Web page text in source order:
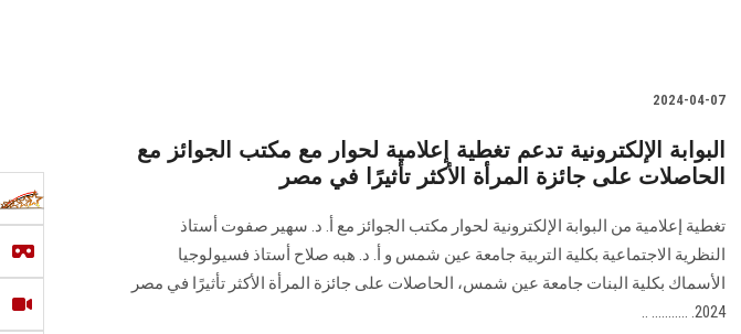
2024-04-07
البوابة الإلكترونية تدعم تغطية إعلامية لحوار مع مكتب الجوائز مع
الحاصلات على جائزة المرأة الأكثر تأثيرًا في مصر
تغطية إعلامية من البوابة الإلكترونية لحوار مكتب الجوائز مع أ. د. سهير صفوت أستاذ
النظرية ‏الاجتماعية بكلية التربية جامعة عين شمس و أ. د. هبه صلاح أستاذ فسيولوجيا
الأسماك بكلية ‏البنات جامعة عين شمس، الحاصلات على جائزة المرأة الأكثر تأثيرًا في مصر
2024.‏ ........... ..